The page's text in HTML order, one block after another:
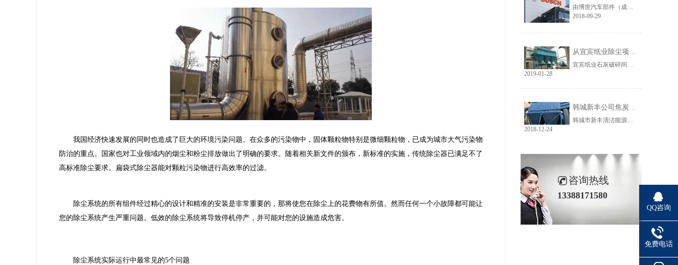
我国经济快速发展的同时也造成了巨大的环境污染问题。在众多的污染物中，固体颗粒物特别是微细颗粒物，已成为城市大气污染物
防治的重点。国家也对工业领域内的烟尘和粉尘排放做出了明确的要求。随着相关新文件的颁布，新标准的实施，传统除尘器已满足不了
高标准除尘要求。扁袋式除尘器能对颗粒污染物进行高效率的过滤。
除尘系统的所有组件经过精心的设计和精准的安装是非常重要的，那将使您在除尘上的花费物有所值。然而任何一个小故障都可能让
您的除尘系统产生严重问题。低效的除尘系统将导致停机停产，并可能对您的设施造成危害。
除尘系统实际运行中最常见的5个问题
由博世汽车部件（成都）有限公司委托颐思达设计、制造、安装的大型注塑生产线废气净化工程项目于近日全部竣工，试运行效果显示，运行结果完全符合设计要求。
2018-09-29
从宜宾纸业除尘项目成功范例看低成本环保
宜宾纸业石灰破碎间除尘工程于近期完工，在不足30立方的空间内集成了超过三个篮球场大小的过滤面积，处理风量达每小时7万立方，实现了小体积除尘器处理大风量，开启低成本环保的时代，给处在环保高压政策下不堪重负的企业主们带来福音......
2019-01-28
韩城新丰公司焦炭输送线除尘工程完美收官
韩城市新丰清洁能源科技有限公司隶属于上市公司黑猫焦化，焦炭输送线除尘系统于近期完美收官。该输送线共计500多米长，通过布置在高空走廊里的输送皮带连接为一条完整的生产线，过程分为投料、破碎、筛分、传送等工艺。整条输送线分四个转运站、两条分流线，将制备好的焦炭送入煤气生产工段。各个工艺阶段均有大量焦炭粉尘产生，这不仅严重影响现场职业卫生，而且因产尘点高，污染面覆盖范围广。
2018-12-24
咨询热线
13388171580
QQ咨询
免费电话